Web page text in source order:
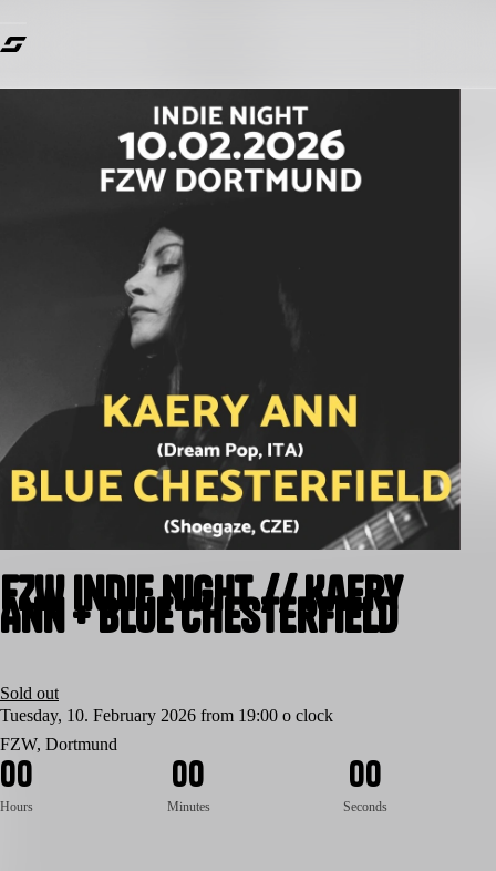
FZW Indie Night // Kaery
Ann + Blue Chesterfield
Sold out
Tuesday, 10. February 2026 from 19:00 o clock
FZW, Dortmund
00
Hours
00
Minutes
00
Seconds